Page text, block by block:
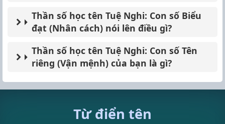
Thần số học tên Tuệ Nghi: Con số Biểu
đạt (Nhân cách) nói lên điều gì?
Thần số học tên Tuệ Nghi: Con số Tên
riêng (Vận mệnh) của bạn là gì?
Từ điển tên